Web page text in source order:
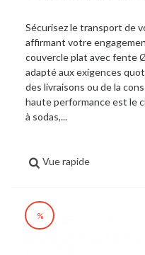
Sécurisez le transport de
affirmant votre
couvercle plat avec fente
adapté aux exigences
des livraisons ou de la
haute performance est le
à sodas,...
Vue rapide
%